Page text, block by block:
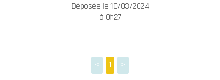
Déposée le 10/03/2024
à 0h27
< 1 >